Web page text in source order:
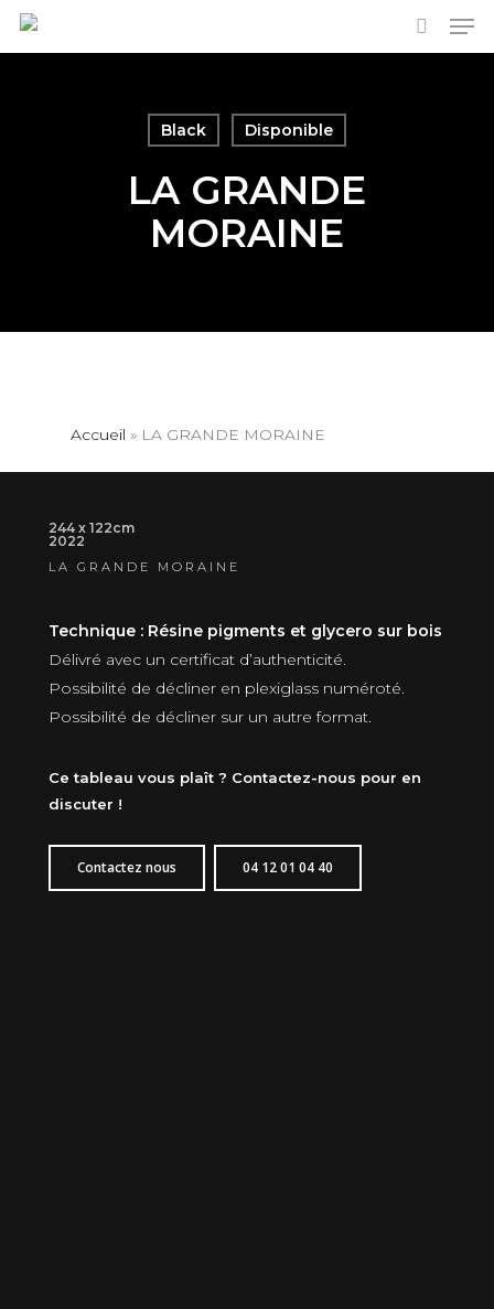
Skip
search
Black Disponible
LA GRANDE
MORAINE
Accueil » LA GRANDE MORAINE
244 x 122cm
2022
LA GRANDE MORAINE
Technique : Résine pigments et glycero sur bois
Délivré avec un certificat d’authenticité.
Possibilité de décliner en plexiglass numéroté.
Possibilité de décliner sur un autre format.
Ce tableau vous plaît ? Contactez-nous pour en
discuter !
Contactez nous 04 12 01 04 40